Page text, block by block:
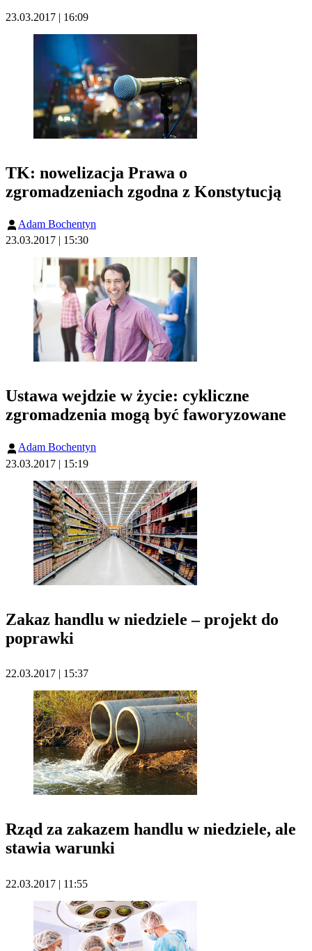
23.03.2017 | 16:09
TK: nowelizacja Prawa o
zgromadzeniach zgodna z Konstytucją
Adam Bochentyn
23.03.2017 | 15:30
Ustawa wejdzie w życie: cykliczne
zgromadzenia mogą być faworyzowane
Adam Bochentyn
23.03.2017 | 15:19
Zakaz handlu w niedziele – projekt do
poprawki
22.03.2017 | 15:37
Rząd za zakazem handlu w niedziele, ale
stawia warunki
22.03.2017 | 11:55